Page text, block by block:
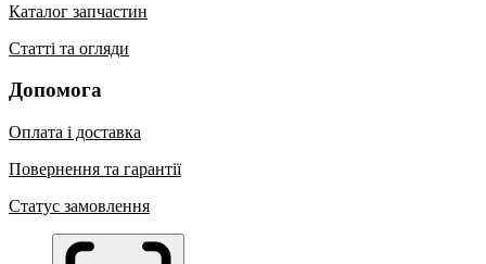
Каталог запчастин
Статті та огляди
Допомога
Оплата і доставка
Повернення та гарантії
Статус замовлення